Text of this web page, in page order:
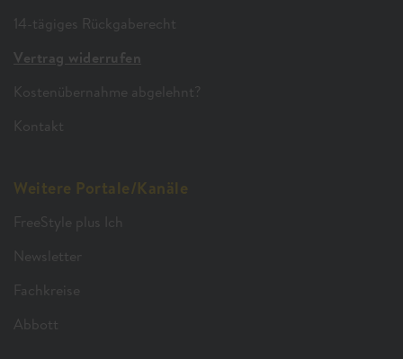
14-tägiges Rückgaberecht
Vertrag widerrufen
Kostenübernahme abgelehnt?
Kontakt
Weitere Portale/Kanäle
FreeStyle plus Ich
Newsletter
Fachkreise
Abbott